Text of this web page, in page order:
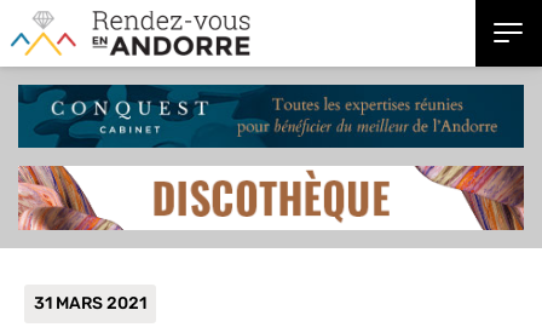
31 MARS 2021